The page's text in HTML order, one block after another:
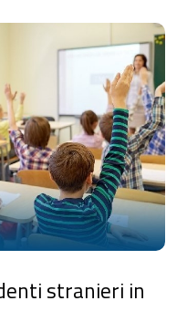
stranieri in